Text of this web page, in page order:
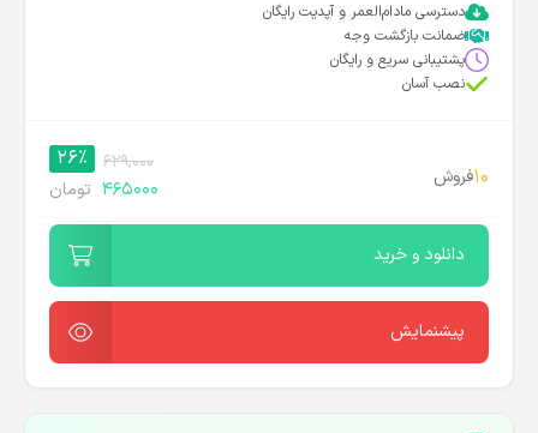
دسترسی مادام‌العمر و آپدیت رایگان
ضمانت بازگشت وجه
پشتیبانی سریع و رایگان
نصب آسان
10فروش
629,000
26%
465000 تومان
دانلود و خرید
پیشنمایش